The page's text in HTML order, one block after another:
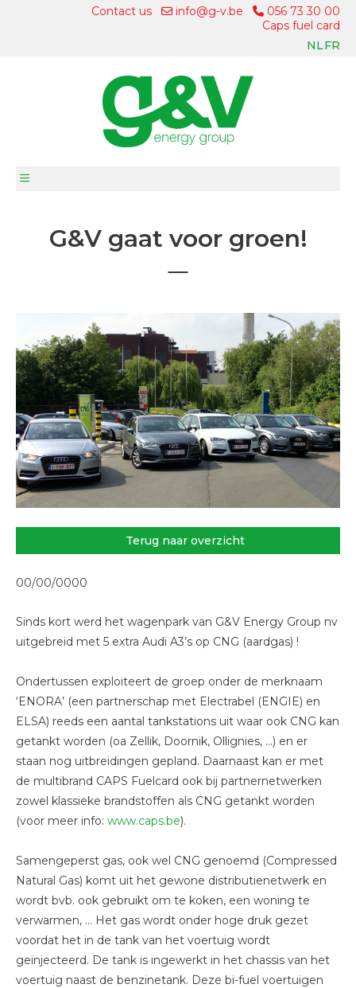
Contact us info@g-v.be
056 73 30 00
Caps fuel card
NLFR
G&V gaat voor groen!
Terug naar overzicht
00/00/0000
Sinds kort werd het wagenpark van G&V Energy Group nv
uitgebreid met 5 extra Audi A3’s op CNG (aardgas) !
Ondertussen exploiteert de groep onder de merknaam
‘ENORA’ (een partnerschap met Electrabel (ENGIE) en
ELSA) reeds een aantal tankstations uit waar ook CNG kan
getankt worden (oa Zellik, Doornik, Ollignies, …) en er
staan nog uitbreidingen gepland. Daarnaast kan er met
de multibrand CAPS Fuelcard ook bij partnernetwerken
zowel klassieke brandstoffen als CNG getankt worden
(voor meer info: www.caps.be).
Samengeperst gas, ook wel CNG genoemd (Compressed
Natural Gas) komt uit het gewone distributienetwerk en
wordt bvb. ook gebruikt om te koken, een woning te
verwarmen, ... Het gas wordt onder hoge druk gezet
voordat het in de tank van het voertuig wordt
geïnjecteerd. De tank is ingewerkt in het chassis van het
voertuig naast de benzinetank. Deze bi-fuel voertuigen